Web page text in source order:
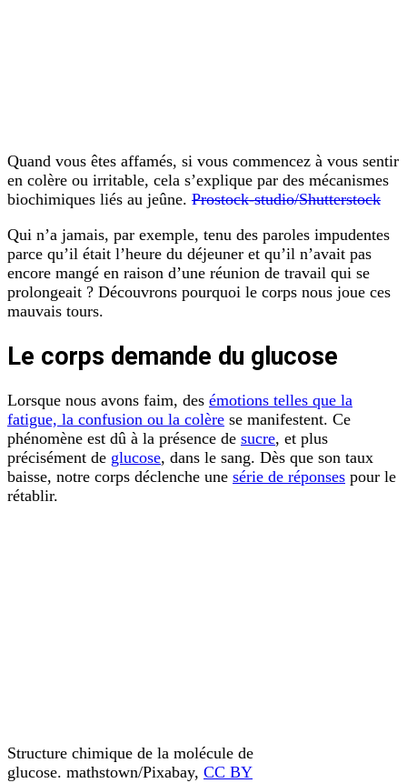
Quand vous êtes affamés, si vous commencez à vous sentir
en colère ou irritable, cela s’explique par des mécanismes
biochimiques liés au jeûne. Prostock-studio/Shutterstock
Qui n’a jamais, par exemple, tenu des paroles impudentes
parce qu’il était l’heure du déjeuner et qu’il n’avait pas
encore mangé en raison d’une réunion de travail qui se
prolongeait ? Découvrons pourquoi le corps nous joue ces
mauvais tours.
Le corps demande du glucose
Lorsque nous avons faim, des émotions telles que la
fatigue, la confusion ou la colère se manifestent. Ce
phénomène est dû à la présence de sucre, et plus
précisément de glucose, dans le sang. Dès que son taux
baisse, notre corps déclenche une série de réponses pour le
rétablir.
Structure chimique de la molécule de
glucose. mathstown/Pixabay, CC BY